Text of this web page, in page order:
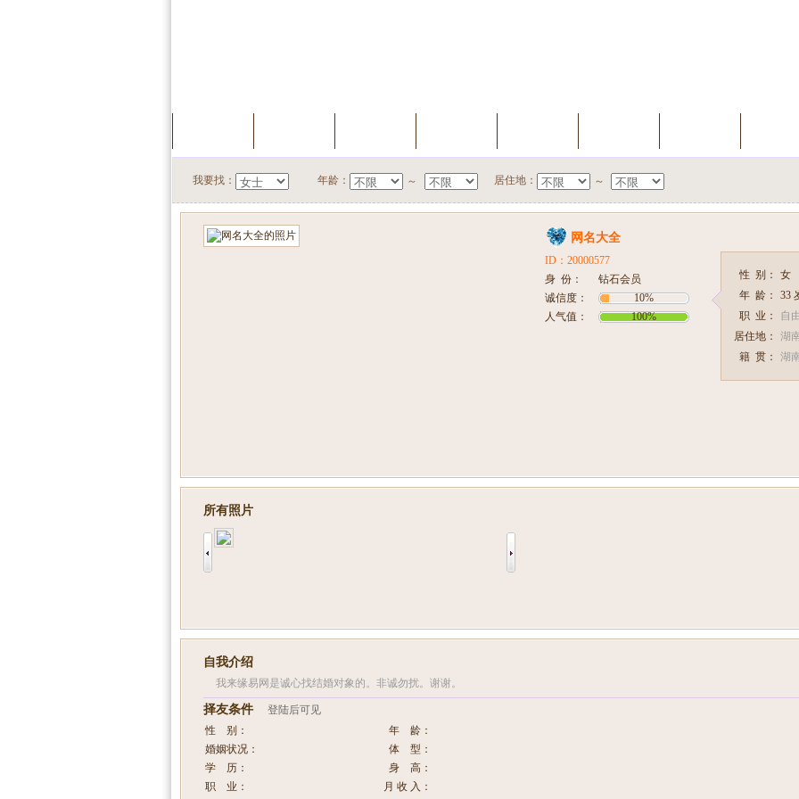
我要找： 年龄： ～ 居住地： ～
网名大全
ID：20000577
身 份：
钻石会员
诚信度：
10%
人气值：
100%
性 别：
女
年 龄：
33
职 业：
自
居住地：
湖
籍 贯：
湖
所有照片
自我介绍
我来缘易网是诚心找结婚对象的。非诚勿扰。谢谢。
择友条件 登陆后可见
性 别：
年 龄：
婚姻状况：
体 型：
学 历：
身 高：
职 业：
月 收 入：